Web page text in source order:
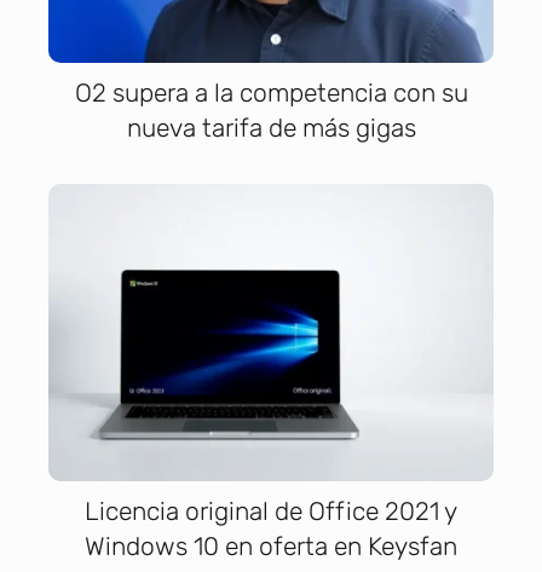
O2 supera a la competencia con su
nueva tarifa de más gigas
Licencia original de Office 2021 y
Windows 10 en oferta en Keysfan